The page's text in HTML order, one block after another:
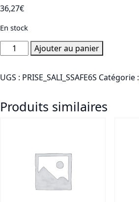
36,27€
En stock
quantité
de
SAFE
*
Ajouter au panier
UGS : PRISE_SALI_SSAFE6S Catégorie :
Produits similaires